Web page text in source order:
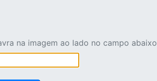
na imagem ao lado no campo abaixo